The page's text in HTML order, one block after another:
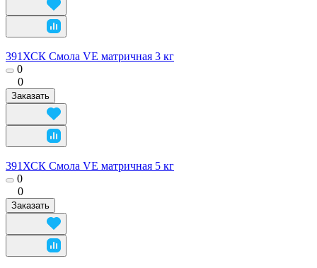
391ХСК Смола VE матричная 3 кг
0
0
Заказать
391ХСК Смола VE матричная 5 кг
0
0
Заказать